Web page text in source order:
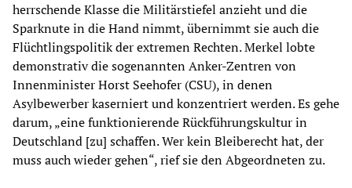
herrschende Klasse die Militärstiefel anzieht und die
Sparknute in die Hand nimmt, übernimmt sie auch die
Flüchtlingspolitik der extremen Rechten. Merkel lobte
demonstrativ die sogenannten Anker-Zentren von
Innenminister Horst Seehofer (CSU), in denen
Asylbewerber kaserniert und konzentriert werden. Es gehe
darum, „eine funktionierende Rückführungskultur in
Deutschland [zu] schaffen. Wer kein Bleiberecht hat, der
muss auch wieder gehen“, rief sie den Abgeordneten zu.